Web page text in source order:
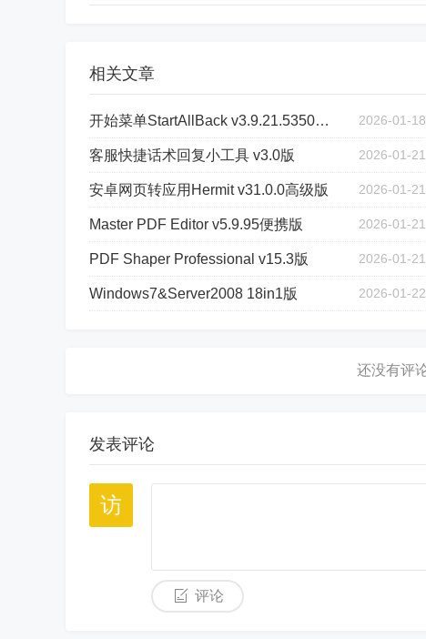
相关文章
开始菜单StartAllBack v3.9.21.5350绿色版 2026-01-18
客服快捷话术回复小工具 v3.0版 2026-01-21
安卓网页转应用Hermit v31.0.0高级版 2026-01-21
Master PDF Editor v5.9.95便携版 2026-01-21
PDF Shaper Professional v15.3版 2026-01-21
Windows7&Server2008 18in1版 2026-01-22
发表评论
评论